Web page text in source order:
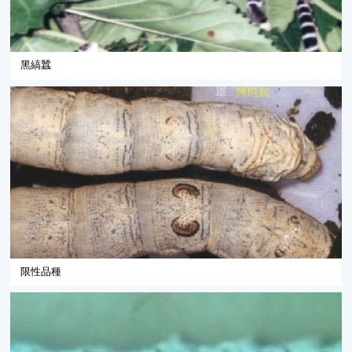
黑縞蠶
限性品種